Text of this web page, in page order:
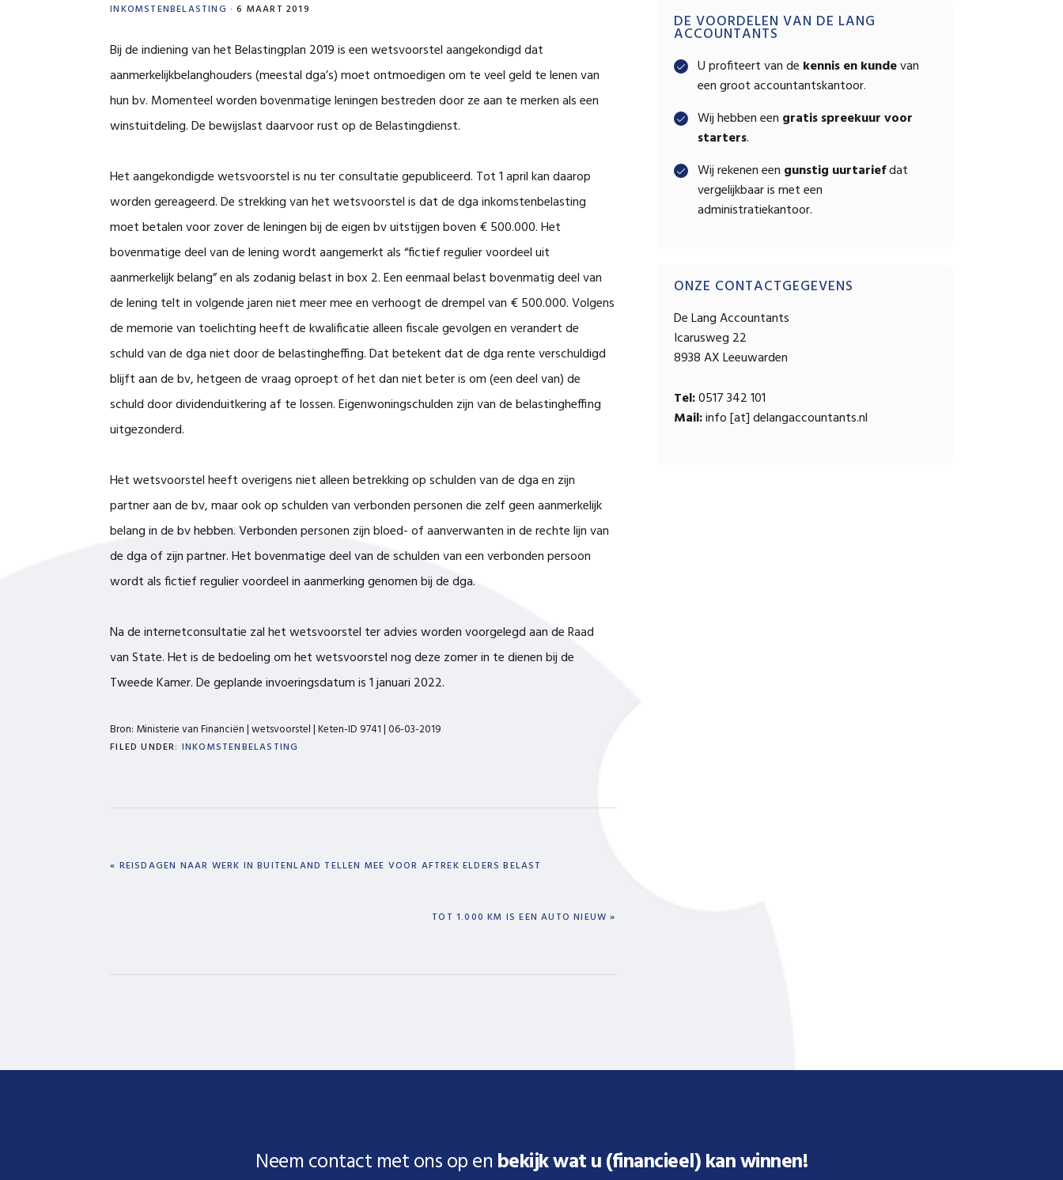
INKOMSTENBELASTING · 6 MAART 2019
Bij de indiening van het Belastingplan 2019 is een wetsvoorstel aangekondigd dat
aanmerkelijkbelanghouders (meestal dga’s) moet ontmoedigen om te veel geld te lenen van
hun bv. Momenteel worden bovenmatige leningen bestreden door ze aan te merken als een
winstuitdeling. De bewijslast daarvoor rust op de Belastingdienst.
Het aangekondigde wetsvoorstel is nu ter consultatie gepubliceerd. Tot 1 april kan daarop
worden gereageerd. De strekking van het wetsvoorstel is dat de dga inkomstenbelasting
moet betalen voor zover de leningen bij de eigen bv uitstijgen boven € 500.000. Het
bovenmatige deel van de lening wordt aangemerkt als “fictief regulier voordeel uit
aanmerkelijk belang” en als zodanig belast in box 2. Een eenmaal belast bovenmatig deel van
de lening telt in volgende jaren niet meer mee en verhoogt de drempel van € 500.000. Volgens
de memorie van toelichting heeft de kwalificatie alleen fiscale gevolgen en verandert de
schuld van de dga niet door de belastingheffing. Dat betekent dat de dga rente verschuldigd
blijft aan de bv, hetgeen de vraag oproept of het dan niet beter is om (een deel van) de
schuld door dividenduitkering af te lossen. Eigenwoningschulden zijn van de belastingheffing
uitgezonderd.
Het wetsvoorstel heeft overigens niet alleen betrekking op schulden van de dga en zijn
partner aan de bv, maar ook op schulden van verbonden personen die zelf geen aanmerkelijk
belang in de bv hebben. Verbonden personen zijn bloed- of aanverwanten in de rechte lijn van
de dga of zijn partner. Het bovenmatige deel van de schulden van een verbonden persoon
wordt als fictief regulier voordeel in aanmerking genomen bij de dga.
Na de internetconsultatie zal het wetsvoorstel ter advies worden voorgelegd aan de Raad
van State. Het is de bedoeling om het wetsvoorstel nog deze zomer in te dienen bij de
Tweede Kamer. De geplande invoeringsdatum is 1 januari 2022.
Bron: Ministerie van Financiën | wetsvoorstel | Keten-ID 9741 | 06-03-2019
FILED UNDER: INKOMSTENBELASTING
PREVIOUS
« REISDAGEN NAAR WERK IN BUITENLAND TELLEN MEE VOOR AFTREK ELDERS BELAST
NEXT
TOT 1.000 KM IS EEN AUTO NIEUW »
Primary
Sidebar
DE VOORDELEN VAN DE LANG
ACCOUNTANTS
U profiteert van de kennis en kundevan
een groot accountantskantoor.
Wij hebben een gratis spreekuur voor
starters.
Wij rekenen een gunstig uurtariefdat
vergelijkbaar is met een
administratiekantoor.
ONZE CONTACTGEGEVENS
De Lang Accountants
Icarusweg 22
8938 AX Leeuwarden
Tel:0517 342 101
Mail:info [at] delangaccountants.nl
Neem contact met ons op en bekijk wat u (financieel) kan winnen!